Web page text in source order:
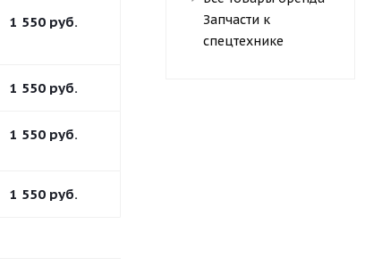
1 550руб.
1 550руб.
1 550руб.
1 550руб.
Запчасти к
спецтехнике